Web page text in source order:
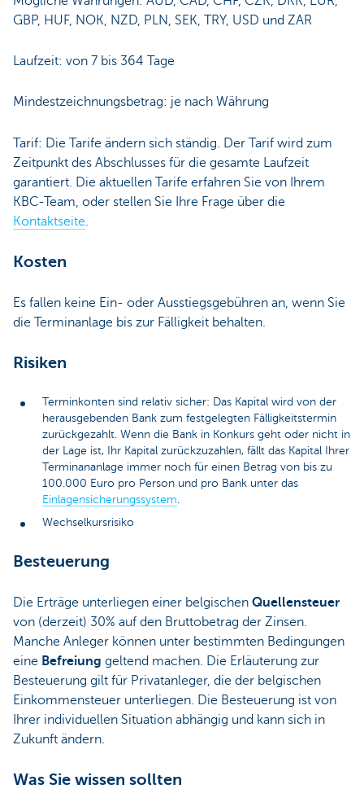
GBP, HUF, NOK, NZD, PLN, SEK, TRY, USD und ZAR
Laufzeit: von 7 bis 364 Tage
Mindestzeichnungsbetrag: je nach Währung
Tarif: Die Tarife ändern sich ständig. Der Tarif wird zum
Zeitpunkt des Abschlusses für die gesamte Laufzeit
garantiert. Die aktuellen Tarife erfahren Sie von Ihrem
KBC-Team, oder stellen Sie Ihre Frage über die
Kontaktseite.
Kosten
Es fallen keine Ein- oder Ausstiegsgebühren an, wenn Sie
die Terminanlage bis zur Fälligkeit behalten.
Risiken
Terminkonten sind relativ sicher: Das Kapital wird von der
herausgebenden Bank zum festgelegten Fälligkeitstermin
zurückgezahlt. Wenn die Bank in Konkurs geht oder nicht in
der Lage ist, Ihr Kapital zurückzuzahlen, fällt das Kapital Ihrer
Terminananlage immer noch für einen Betrag von bis zu
100.000 Euro pro Person und pro Bank unter das
Einlagensicherungssystem
Wechselkursrisiko
Besteuerung
Die Erträge unterliegen einer belgischen Quellensteuer
von (derzeit) 30% auf den Bruttobetrag der Zinsen.
Manche Anleger können unter bestimmten Bedingungen
eine Befreiung geltend machen. Die Erläuterung zur
Besteuerung gilt für Privatanleger, die der belgischen
Einkommensteuer unterliegen. Die Besteuerung ist von
Ihrer individuellen Situation abhängig und kann sich in
Zukunft ändern.
Was Sie wissen sollten